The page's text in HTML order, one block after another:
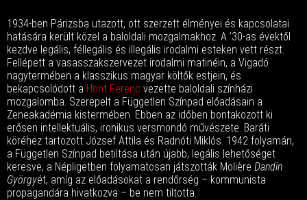
1934-ben Párizsba utazott, ott szerzett élményei és kapcsolatai
hatására került közel a baloldali mozgalmakhoz. A ’30-as évektől
kezdve legális, féllegális és illegális irodalmi esteken vett részt.
Fellépett a vasasszakszervezet irodalmi matinéin, a Vigadó
nagytermében a klasszikus magyar költők estjein, és
bekapcsolódott a Hont Ferenc vezette baloldali színházi
mozgalomba. Szerepelt a Független Színpad előadásain a
Zeneakadémia kistermében. Ebben az időben bontakozott ki
erősen intellektuális, ironikus versmondó művészete. Baráti
köréhez tartozott József Attila és Radnóti Miklós. 1942 folyamán,
a Független Színpad betiltása után újabb, legális lehetőséget
keresve, a Népligetben folyamatosan játszották Molière Dandin
Györgyét, amíg az előadásokat a rendőrség – kommunista
propagandára hivatkozva – be nem tiltotta.